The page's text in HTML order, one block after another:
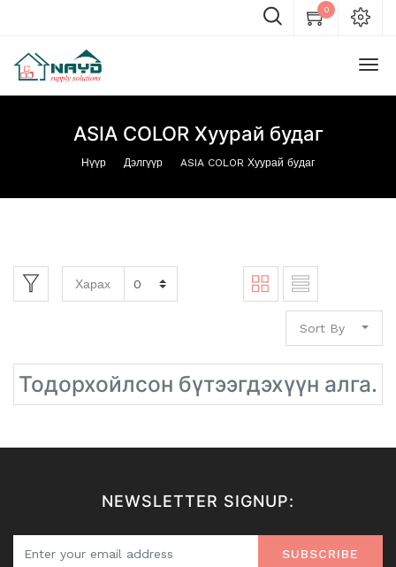
0
ASIA COLOR Хуурай будаг
Нүүр Дэлгүүр ASIA COLOR Хуурай будаг
Харах
Sort By
Тодорхойлсон бүтээгдэхүүн алга.
NEWSLETTER SIGNUP:
SUBSCRIBE